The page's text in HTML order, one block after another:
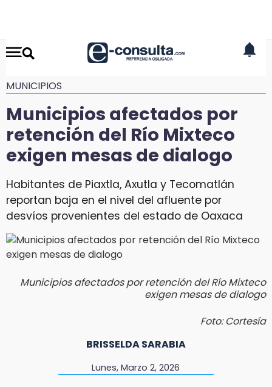
MUNICIPIOS
Municipios afectados por
retención del Río Mixteco
exigen mesas de dialogo
Habitantes de Piaxtla, Axutla y Tecomatlán
reportan baja en el nivel del afluente por
desvíos provenientes del estado de Oaxaca
Municipios afectados por retención del Río Mixteco
exigen mesas de dialogo
Foto: Cortesía
BRISSELDA SARABIA
Lunes, Marzo 2, 2026